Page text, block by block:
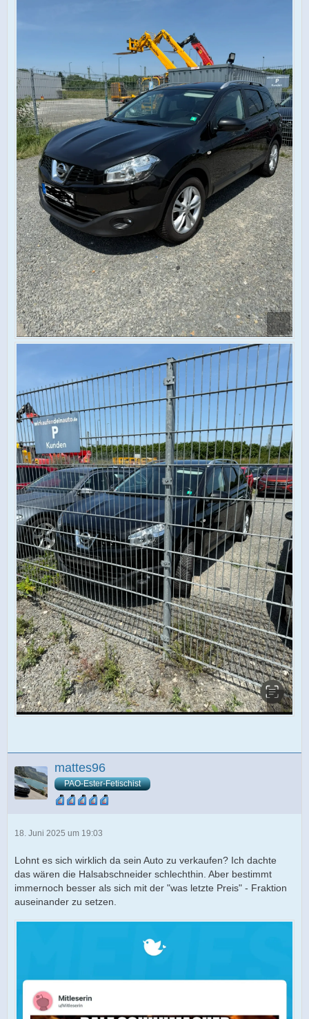
mattes96
PAO-Ester-Fetischist
18. Juni 2025 um 19:03
Lohnt es sich wirklich da sein Auto zu verkaufen? Ich dachte
das wären die Halsabschneider schlechthin. Aber bestimmt
immernoch besser als sich mit der "was letzte Preis" - Fraktion
auseinander zu setzen.